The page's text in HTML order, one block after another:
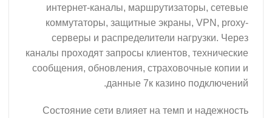
интернет-каналы, маршрутизаторы, сетевые
коммутаторы, защитные экраны, VPN, proxy-
серверы и распределители нагрузки. Через
каналы проходят запросы клиентов, технические
сообщения, обновления, страховочные копии и
данные 7к казино подключений.
Состояние сети влияет на темп и надежность